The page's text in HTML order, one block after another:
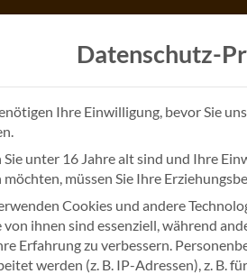
GEMEINSAM IN DIE
Datenschutz-
Ihre Einwilligung, bevor Sie
Sie unter 16 Jahre alt sind und Ihre
möchten, müssen Sie Ihre
Cookies und andere
von ihnen sind essenziell, während
Erfahrung zu verbessern.
werden (z. B. IP-Adressen), z. B.